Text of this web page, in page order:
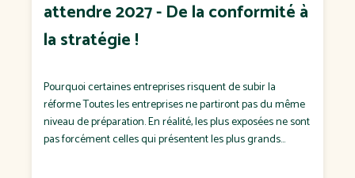
attendre 2027 - De la conformité à
la stratégie !
Pourquoi certaines entreprises risquent de subir la
réforme Toutes les entreprises ne partiront pas du même
niveau de préparation. En réalité, les plus exposées ne sont
pas forcément celles qui présentent les plus grands